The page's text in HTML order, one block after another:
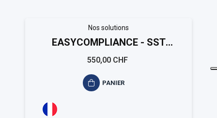
Nos solutions
EASYCOMPLIANCE - SST
(tertiaire)
550,00 CHF
PANIER